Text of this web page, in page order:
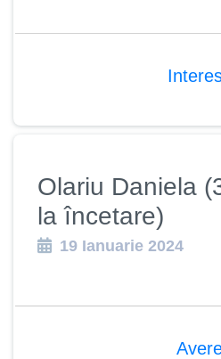
Olariu Daniela
la încetare)
19 Ianuarie 2024